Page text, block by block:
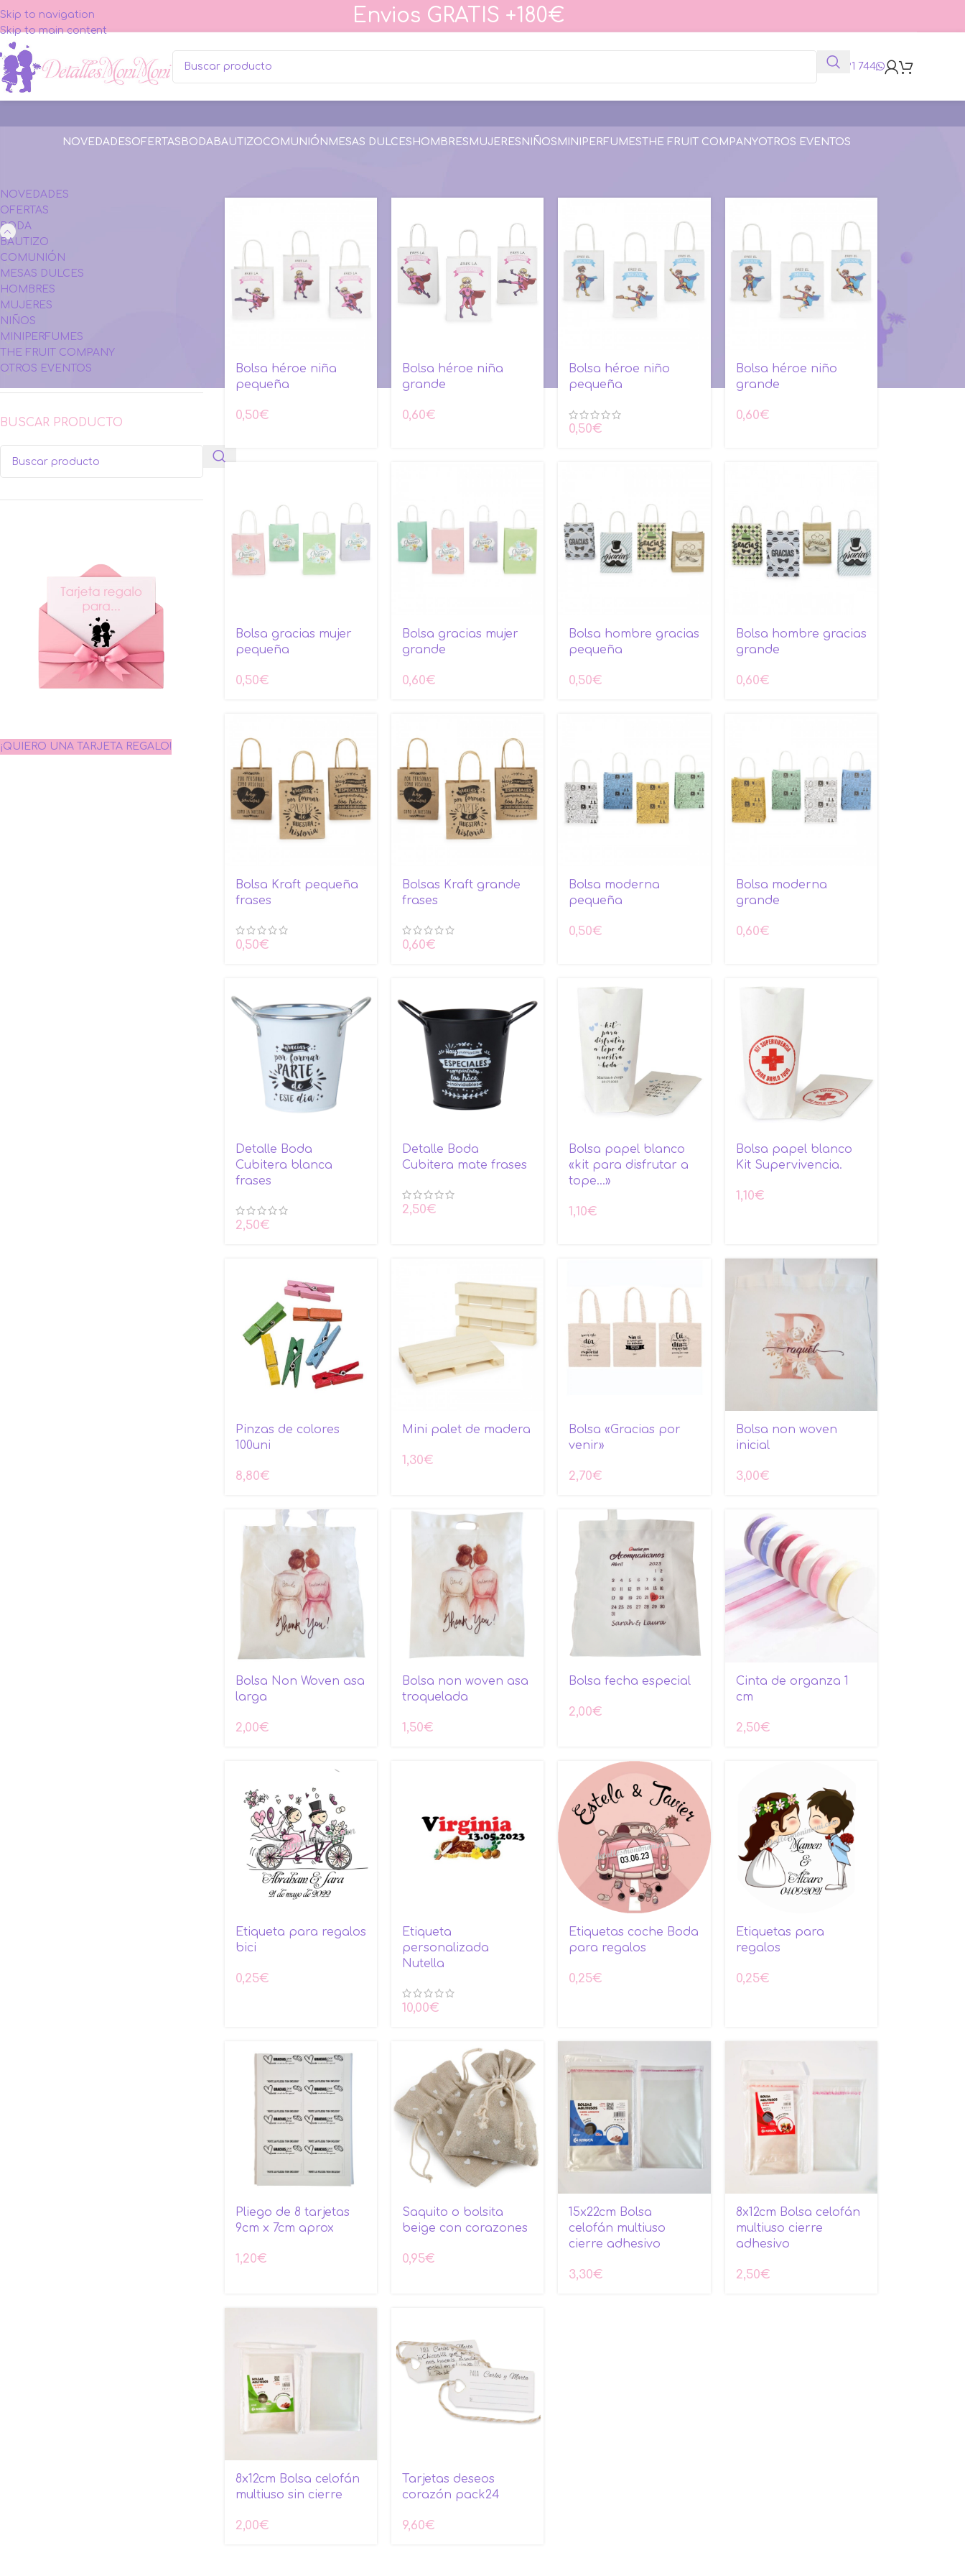
Skip to navigation
Skip to main content
Envios GRATIS +180€
625 991 744
NOVEDADESOFERTAS BODA BAUTIZOCOMUNIÓN MESAS DULCES HOMBRES MUJERES NIÑOS MINIPERFUMESTHE FRUIT COMPANYOTROS EVENTOS
NOVEDADES
OFERTAS
BODA
BAUTIZO
COMUNIÓN
MESAS DULCES
HOMBRES
MUJERES
NIÑOS
MINIPERFUMES
THE FRUIT COMPANY
OTROS EVENTOS
BUSCAR PRODUCTO
¡QUIERO UNA TARJETA REGALO!
Bolsa héroe niña
pequeña
0,50€
Bolsa héroe niña
grande
0,60€
Bolsa héroe niño
pequeña
0,50€
Bolsa héroe niño
grande
0,60€
Bolsa gracias mujer
pequeña
0,50€
Bolsa gracias mujer
grande
0,60€
Bolsa hombre gracias
pequeña
0,50€
Bolsa hombre gracias
grande
0,60€
Bolsa Kraft pequeña
frases
0,50€
Bolsas Kraft grande
frases
0,60€
Bolsa moderna
pequeña
0,50€
Bolsa moderna
grande
0,60€
Detalle Boda
Cubitera blanca
frases
2,50€
Detalle Boda
Cubitera mate frases
2,50€
Bolsa papel blanco
«kit para disfrutar a
tope…»
1,10€
Bolsa papel blanco
Kit Supervivencia.
1,10€
Pinzas de colores
100uni
8,80€
Mini palet de madera
1,30€
Bolsa «Gracias por
venir»
2,70€
Bolsa non woven
inicial
3,00€
Bolsa Non Woven asa
larga
2,00€
Bolsa non woven asa
troquelada
1,50€
Bolsa fecha especial
2,00€
Cinta de organza 1
cm
2,50€
Etiqueta para regalos
bici
0,25€
Etiqueta
personalizada
Nutella
10,00€
Etiquetas coche Boda
para regalos
0,25€
Etiquetas para
regalos
0,25€
Pliego de 8 tarjetas
9cm x 7cm aprox
1,20€
Saquito o bolsita
beige con corazones
0,95€
15x22cm Bolsa
celofán multiuso
cierre adhesivo
3,30€
8x12cm Bolsa celofán
multiuso cierre
adhesivo
2,50€
8x12cm Bolsa celofán
multiuso sin cierre
2,00€
Tarjetas deseos
corazón pack24
9,60€